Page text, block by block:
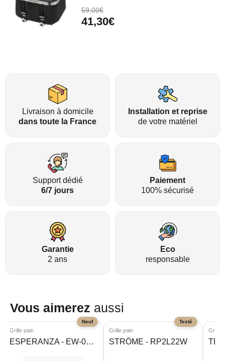
59,00€
41,30€
Livraison à domicile
dans toute la France
Installation et reprise
de votre matériel
Support dédié
6/7 jours
Paiement
100% sécurisé
Garantie
2 ans
Eco
responsable
Vous aimerez aussi
Neuf
Grille pain
ESPERANZA - EW-001392
Testé
Grille pain
STRÖME - RP2L22W
Grille